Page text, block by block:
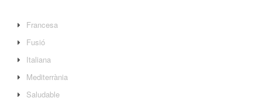
Francesa
Fusió
Italiana
Mediterrània
Saludable